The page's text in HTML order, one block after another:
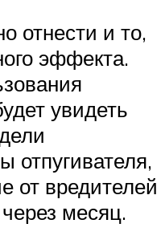
отнести и то,
эффекта.
увидеть
отпугивателя,
от вредителей
месяц.